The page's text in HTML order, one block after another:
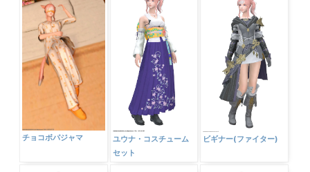
チョコボパジャマ
ユウナ・コスチューム
セット
ビギナー(ファイター)